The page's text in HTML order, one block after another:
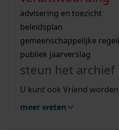
bouwvergunningen
omgevingsvergunningen
vergunningen
beeld en geluid
uitleg nodig?
Wij helpen u op weg met
bekijk alle zoektips
Wij helpen u op weg met
bekijk alle zoektips
bekijk ons
advisering en toezicht
beleidsplan
gemeenschappelijke
publiek jaarverslag
steun het archief
U kunt ook Vriend
meer weten
zoektips
Mijn Studiezaal (inloggen)